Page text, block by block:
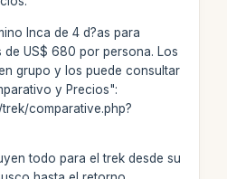
Inca de 4 d?as para
US$ 680 por persona. Los
grupo y los puede consultar
y Precios":
comparative.php?
todo para el trek desde su